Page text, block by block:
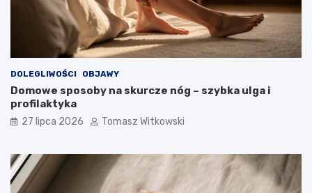
DOLEGLIWOŚCI OBJAWY
Domowe sposoby na skurcze nóg – szybka ulga i
profilaktyka
27 lipca 2026 Tomasz Witkowski